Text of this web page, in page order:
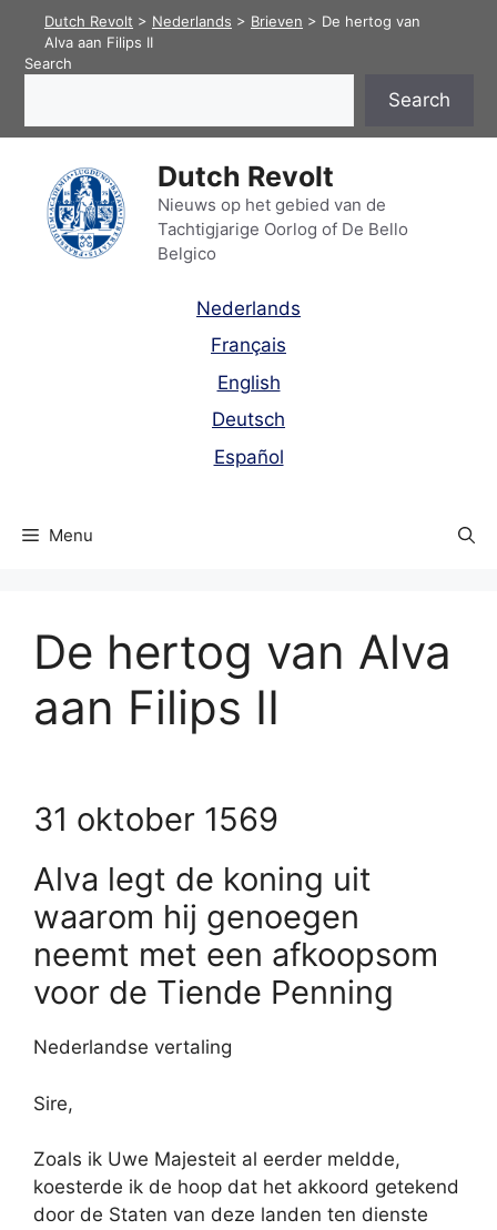
content
Dutch Revolt > Nederlands > Brieven > De hertog van
Alva aan Filips II
Search
Search
Dutch Revolt
Nieuws op het gebied van de
Tachtigjarige Oorlog of De Bello
Belgico
Nederlands
Français
English
Deutsch
Español
Menu
De hertog van Alva
aan Filips II
31 oktober 1569
Alva legt de koning uit
waarom hij genoegen
neemt met een afkoopsom
voor de Tiende Penning
Nederlandse vertaling
Sire,
Zoals ik Uwe Majesteit al eerder meldde,
koesterde ik de hoop dat het akkoord getekend
door de Staten van deze landen ten dienste